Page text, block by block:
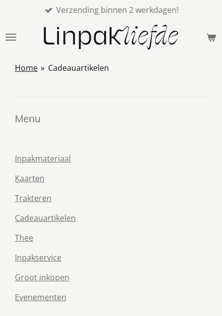
naar
Verzending binnen 2 werkdagen!
Home » Cadeauartikelen
Menu
Inpakmateriaal
Kaarten
Trakteren
Cadeauartikelen
Thee
Inpakservice
Groot inkopen
Evenementen